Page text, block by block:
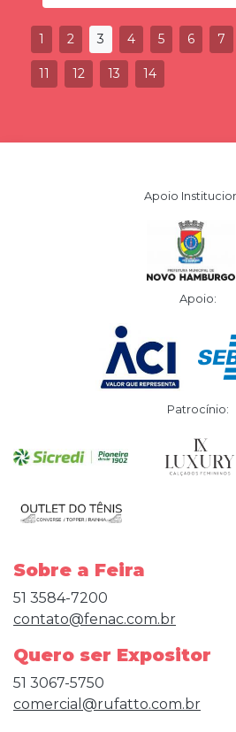
1 2 3 4 5 6 7
11 12 13 14
Apoio
Apoio:
Patrocínio:
Sobre a Feira
51 3584-7200
contato@fenac.com.br
Quero ser Expositor
51 3067-5750
comercial@rufatto.com.br